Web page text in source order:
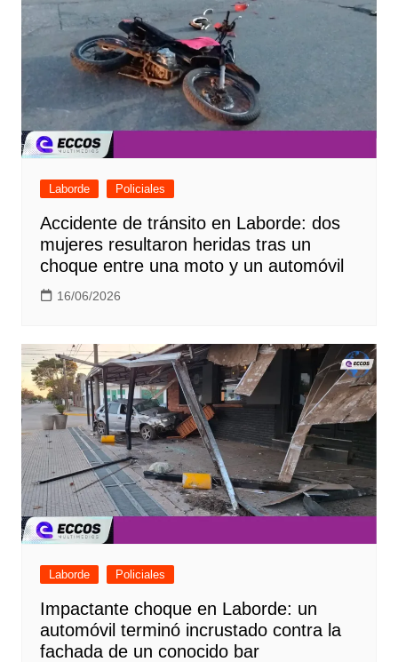
Laborde Policiales
Accidente de tránsito en Laborde: dos
mujeres resultaron heridas tras un
choque entre una moto y un automóvil
16/06/2026
Laborde Policiales
Impactante choque en Laborde: un
automóvil terminó incrustado contra la
fachada de un conocido bar